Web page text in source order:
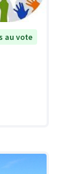
au vote